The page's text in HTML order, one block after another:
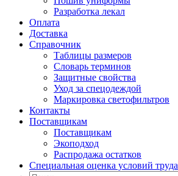
Разработка лекал
Оплата
Доставка
Справочник
Таблицы размеров
Словарь терминов
Защитные свойства
Уход за спецодеждой
Маркировка светофильтров
Контакты
Поставщикам
Поставщикам
Экоподход
Распродажа остатков
Специальная оценка условий труда